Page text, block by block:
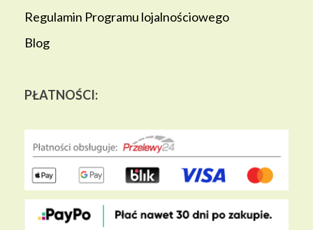
Regulamin Programu lojalnościowego
Blog
PŁATNOŚCI: